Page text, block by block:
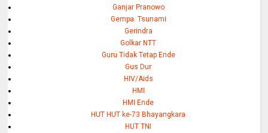
Ganjar Pranowo
Gempa. Tsunami
Gerindra
Golkar NTT
Guru Tidak Tetap Ende
Gus Dur
HIV/Aids
HMI
HMI Ende
HUT HUT ke-73 Bhayangkara
HUT TNI